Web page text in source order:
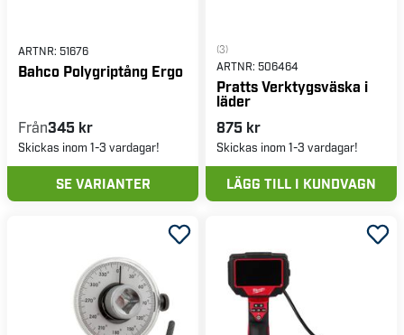
ARTNR: 51676
Bahco Polygriptång Ergo
Från345 kr
Skickas inom 1-3 vardagar!
SE VARIANTER
(3)
ARTNR: 506464
Pratts Verktygsväska i
läder
875 kr
Skickas inom 1-3 vardagar!
LÄGG TILL I KUNDVAGN